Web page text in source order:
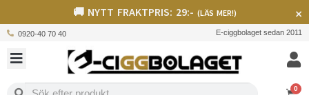
🚚 NYTT FRAKTPRIS: 29:- (LÄS MER!) ×
0920-40 70 40 E-ciggbolaget sedan 2011
0